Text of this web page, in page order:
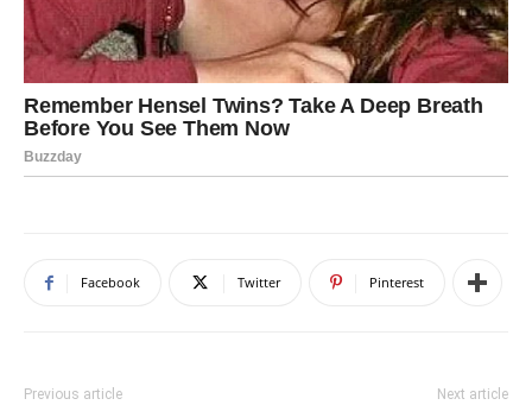
Facebook Twitter Pinterest
Previous article Next article